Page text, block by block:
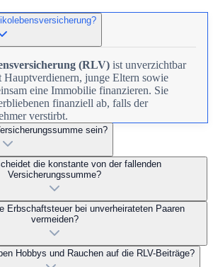
(RLV) ist unverzichtbar
junge Eltern sowie
eine Immobilie finanzieren. Sie
finanziell ab, falls der
verstirbt.
sein?
die konstante von der fallenden
Versicherungssumme?
Erbschaftsteuer bei unverheirateten Paaren
vermeiden?
Hobbys und Rauchen auf die RLV-Beiträge?